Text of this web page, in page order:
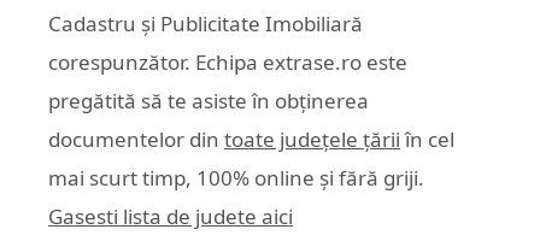
Cadastru și Publicitate Imobiliară
corespunzător. Echipa extrase.ro este
pregătită să te asiste în obținerea
documentelor din toate județele țării în cel
mai scurt timp, 100% online și fără griji.
Gasesti lista de judete aici